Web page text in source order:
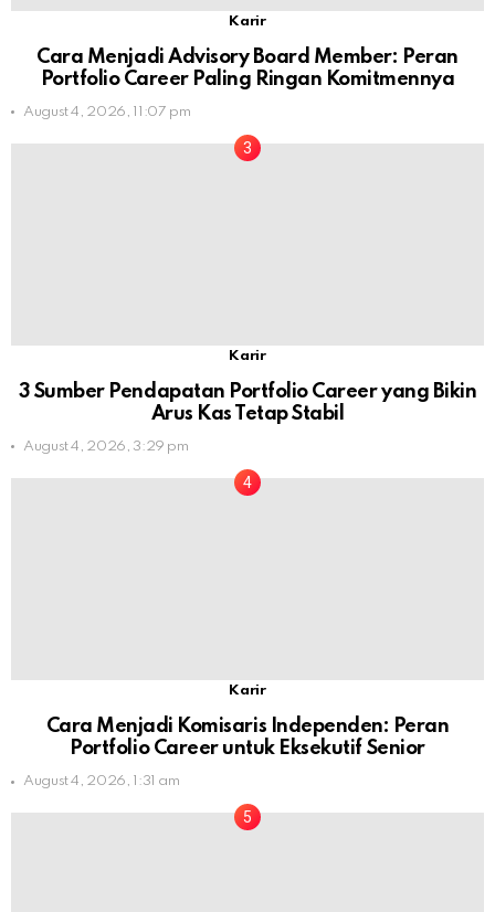
Karir
Cara Menjadi Advisory Board Member: Peran
Portfolio Career Paling Ringan Komitmennya
August 4, 2026, 11:07 pm
Karir
3 Sumber Pendapatan Portfolio Career yang Bikin
Arus Kas Tetap Stabil
August 4, 2026, 3:29 pm
Karir
Cara Menjadi Komisaris Independen: Peran
Portfolio Career untuk Eksekutif Senior
August 4, 2026, 1:31 am